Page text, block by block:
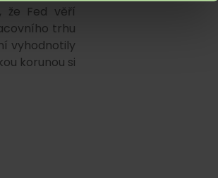
že Fed věří
trhu
vyhodnotily
korunou si